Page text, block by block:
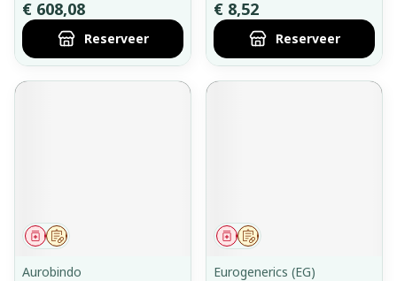
€ 608,08
Reserveer
€ 8,52
Reserveer
Op voorschrift
Geneesmiddel
Aurobindo
Op voorschrift
Geneesmiddel
Eurogenerics (EG)